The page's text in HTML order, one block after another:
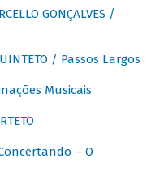
GONÇALVES /
/ Passos Largos
Musicais
– O